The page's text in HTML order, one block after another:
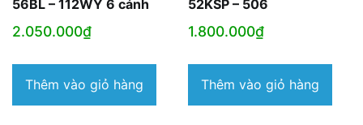
56BL – 112WY 6 cánh
2.050.000₫
Thêm vào giỏ hàng
52KSP – 506
1.800.000₫
Thêm vào giỏ hàng